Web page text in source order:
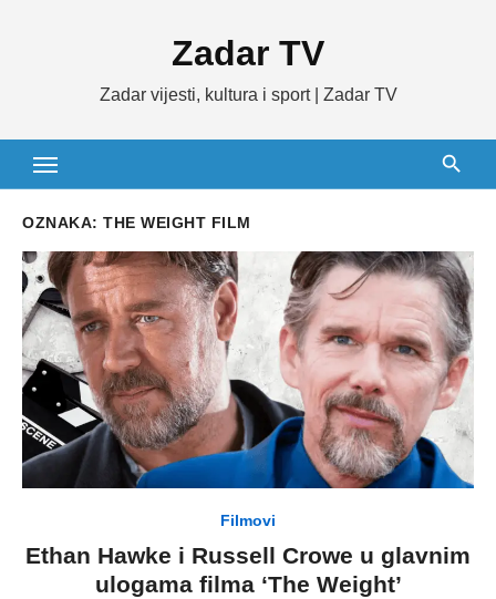
Zadar TV
Zadar vijesti, kultura i sport | Zadar TV
OZNAKA: THE WEIGHT FILM
Filmovi
Ethan Hawke i Russell Crowe u glavnim
ulogama filma ‘The Weight’